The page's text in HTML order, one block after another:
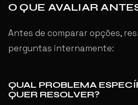
O QUE AVALIAR
Antes de comparar opções,
perguntas internamente:
QUAL PROBLEMA
QUER RESOLVER?